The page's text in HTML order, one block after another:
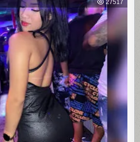
20
ANOS
EM
MOTEL
COM
REMOTO
PARTES
É
27517